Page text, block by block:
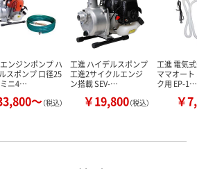
ンジンポンプ ハ
スポンプ 口径25
ニ4…
～（税込）
工進 ハイデルスポンプ
工進2サイクルエンジ
ン搭載 SEV-…
￥19,800（税込）
工進 電気
ママオー
ク用 EP-1…
￥